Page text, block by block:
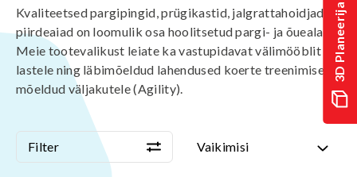
3D Planeerija
Kvaliteetsed pargipingid, prügikastid, jalgrattahoidjad ja
piirdeaiad on loomulik osa hoolitsetud pargi- ja õuealast.
Meie tootevalikust leiate ka vastupidavat välimööblit
lastele ning läbimõeldud lahendused koerte treenimiseks
mõeldud väljakutele (Agility).
Filter
Filter Vaikimisi